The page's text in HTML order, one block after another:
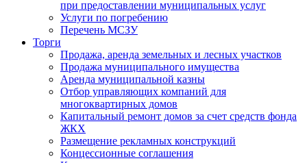
при предоставлении муниципальных услуг
Услуги по погребению
Перечень МСЗУ
Торги
Продажа, аренда земельных и лесных участков
Продажа муниципального имущества
Аренда муниципальной казны
Отбор управляющих компаний для
многоквартирных домов
Капитальный ремонт домов за счет средств фонда
ЖКХ
Размещение рекламных конструкций
Концессионные соглашения